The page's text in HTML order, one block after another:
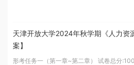
天津开放大学2024年秋学期《人力资
案】
形考任务一（第一章~第二章） 试卷总分